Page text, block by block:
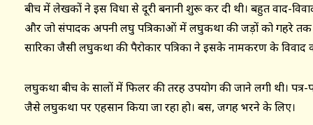
बीच में लेखकों ने इस विधा से दूरी बनानी शुरू कर दी थी। बहुत वाद-
और जो संपादक अपनी लघु पत्रिकाओं में लघुकथा की जड़ों को गहरे
सारिका जैसी लघुकथा की पैरोकार पत्रिका ने इसके नामकरण के विवाद
लघुकथा बीच के सालों में फिलर की तरह उपयोग की जाने लगी थी। पत्र-
जैसे लघुकथा पर एहसान किया जा रहा हो। बस, जगह भरने के लिए।